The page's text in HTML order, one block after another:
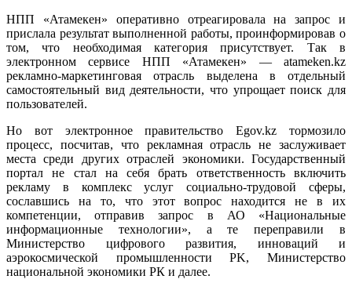
НПП «Атамекен» оперативно отреагировала на запрос и
прислала результат выполненной работы, проинформировав о
том, что необходимая категория присутствует. Так в
электронном сервисе НПП «Атамекен» — atameken.kz
рекламно-маркетинговая отрасль выделена в отдельный
самостоятельный вид деятельности, что упрощает поиск для
пользователей.
Но вот электронное правительство Egov.kz тормозило
процесс, посчитав, что рекламная отрасль не заслуживает
места среди других отраслей экономики. Государственный
портал не стал на себя брать ответственность включить
рекламу в комплекс услуг социально-трудовой сферы,
сославшись на то, что этот вопрос находится не в их
компетенции, отправив запрос в АО «Национальные
информационные технологии», а те переправили в
Министерство цифрового развития, инноваций и
аэрокосмической промышленности РK, Министерство
национальной экономики РК и далее.